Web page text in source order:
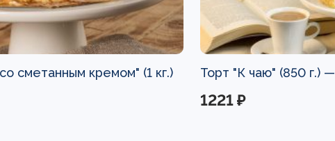
сметанным кремом" (1 кг.)
Торт "К чаю" (850 г.) —
1221 ₽